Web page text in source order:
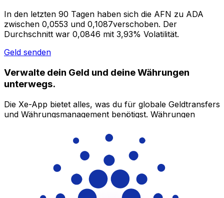
In den letzten 90 Tagen haben sich die AFN zu ADA
zwischen 0,0553 und 0,1087verschoben. Der
Durchschnitt war 0,0846 mit 3,93% Volatilität.
Geld senden
Verwalte dein Geld und deine Währungen
unterwegs.
Die Xe-App bietet alles, was du für globale Geldtransfers
und Währungsmanagement benötigst. Währungen
Geld ins Ausland überweisen, ohne versteckte
Gebühren. Heute herunterladen!